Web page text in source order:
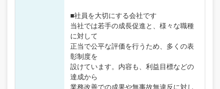
■社員を大切にする会社です
当社では若手の成長促進と、様々な職種
に対して
正当で公平な評価を行うため、多くの表
彰制度を
設けています。内容も、利益目標などの
達成から
業務改善での成果や無事故無違反に対し